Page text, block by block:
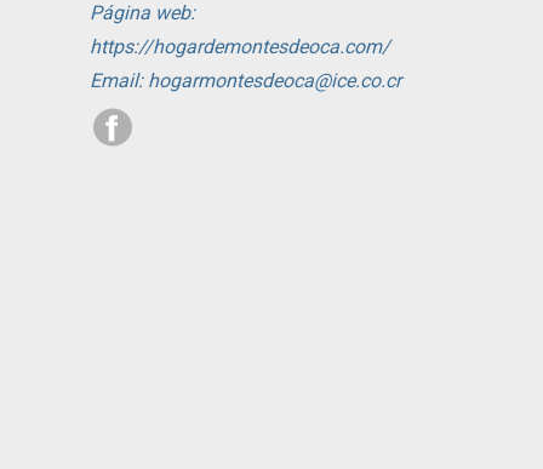
Página web:
https://hogardemontesdeoca.com/
Email: hogarmontesdeoca@ice.co.cr